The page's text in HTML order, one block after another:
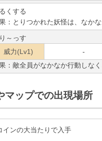
くする
：とりつかれた妖怪は、なか
～っす
威力(Lv1)
-
：敵全員がなかなか行動しな
マップでの出現場所
インの大当たりで入手